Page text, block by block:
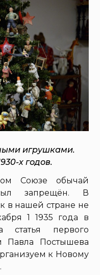
игрушками.
х годов.
Союзе обычай
запрещён. В
в нашей стране не
1 1935 года в
статья первого
Павла Постышева
к Новому